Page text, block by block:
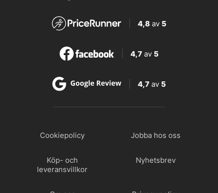
4,8 av 5
4,7 av 5
4,7 av 5
Cookiepolicy Jobba hos oss
Köp- och
leveransvillkor
Nyhetsbrev